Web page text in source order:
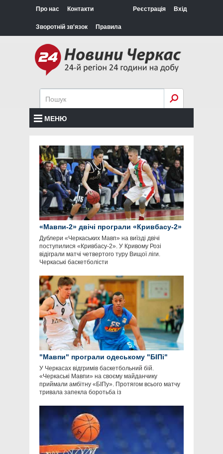
Про нас Контакти
Зворотній зв'язок Правила
Реєстрація Вхід
МЕНЮ
«Мавпи-2» двічі програли «Кривбасу-2»
Дублери «Черкаських Мавп» на виїзді двічі
поступилися «Кривбасу-2». У Кривому Розі
відіграли матчі четвертого туру Вищої ліги.
Черкаські баскетболісти
"Мавпи" програли одеському "БІПі"
У Черкасах відгримів баскетбольний бій.
«Черкаські Мавпи» на своєму майданчику
приймали амбітну «БІПу». Протягом всього матчу
тривала запекла боротьба із